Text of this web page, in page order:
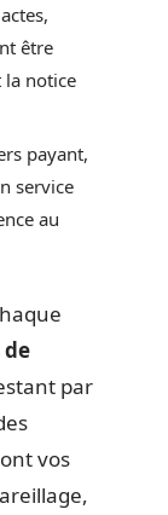
être
la notice
payant,
service
au
par
vos